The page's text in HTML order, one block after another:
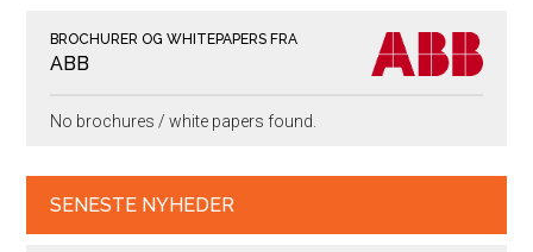
BROCHURER OG WHITEPAPERS FRA
ABB
No brochures / white papers found.
SENESTE NYHEDER